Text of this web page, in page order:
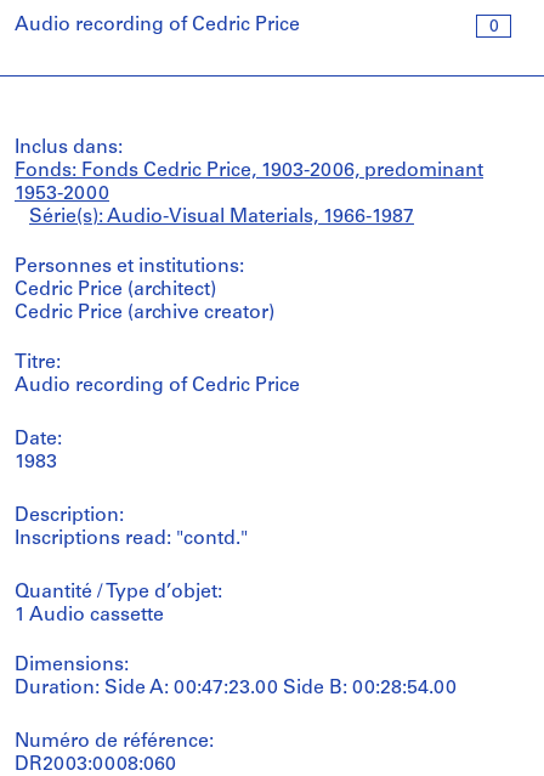
0
Audio recording of Cedric Price
Inclus dans:
Fonds: Fonds Cedric Price, 1903-2006, predominant
1953-2000
Série(s): Audio-Visual Materials, 1966-1987
Personnes et institutions:
Cedric Price (architect)
Cedric Price (archive creator)
Titre:
Audio recording of Cedric Price
Date:
1983
Description:
Inscriptions read: "contd."
Quantité / Type d’objet:
1 Audio cassette
Dimensions:
Duration: Side A: 00:47:23.00 Side B: 00:28:54.00
Numéro de référence:
DR2003:0008:060